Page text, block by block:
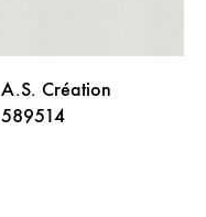
A.S. Création
589514